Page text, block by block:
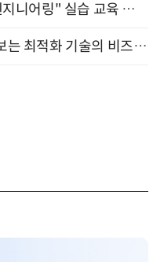
현업에서 바로 쓰는 "하네스 엔지니어링" 실습 교육 워크숍 8월 20일 개최
[올쇼TV] Gurobi와 함께 알아보는 최적화 기술의 비즈니스 활용 (8월 20일 생방송)